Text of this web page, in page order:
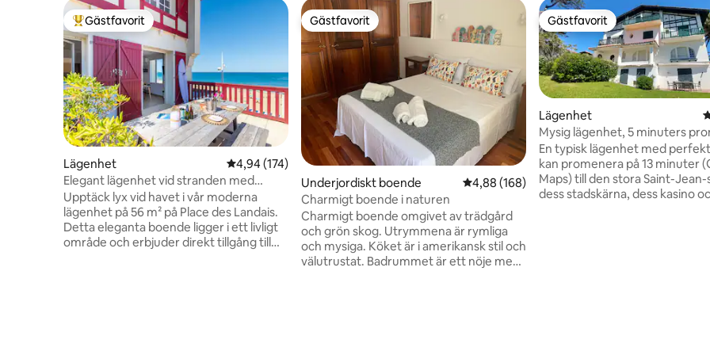
Populär gästfavorit
Gästfavorit
Lägenhet 4,94 av 5 i genomsnittligt betyg, 174 omdömen
4,94 (174)
Elegant lägenhet vid stranden med
terrass med havsutsikt
Upptäck lyx vid havet i vår moderna
lägenhet på 56 m² på Place des Landais.
Detta eleganta boende ligger i ett livligt
område och erbjuder direkt tillgång till
Gästfavorit
Gästfavorit
Underjordiskt boende 4,88 av 5 i genomsnittligt betyg, 168
4,88 (168)
Charmigt boende i naturen
Charmigt boende omgivet av trädgård
och grön skog. Utrymmena är rymliga
och mysiga. Köket är i amerikansk stil och
välutrustat. Badrummet är ett nöje med
Gästfavorit
Gästfavorit
Lägenhet
Mysig lägenhet, 5 minuters
stranden och centrum
En typisk lägenhet med
kan promenera på 13 minuter
Maps) till den stora Saint-
dess stadskärna, dess kasino